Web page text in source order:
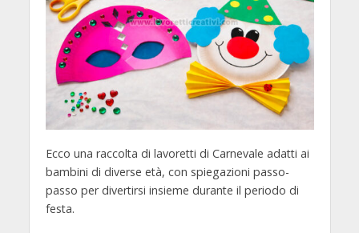
Ecco una raccolta di lavoretti di Carnevale adatti ai
bambini di diverse età, con spiegazioni passo-
passo per divertirsi insieme durante il periodo di
festa.